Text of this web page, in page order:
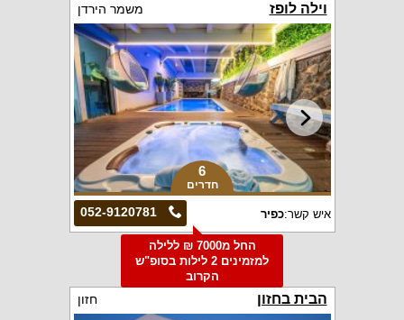
וילה לופז משמר הירדן
6
חדרים
052-9120781 איש קשר:כפיר
החל מ7000 ₪ ללילה
למזמינים 2 לילות בסופ"ש
הקרוב
הבית בחזון חזון